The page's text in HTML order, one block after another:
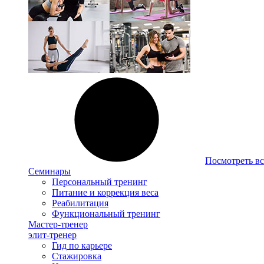
Посмотреть
Семинары
Персональный тренинг
Питание и коррекция веса
Реабилитация
Функциональный тренинг
Мастер-тренер
элит-тренер
Гид по карьере
Стажировка